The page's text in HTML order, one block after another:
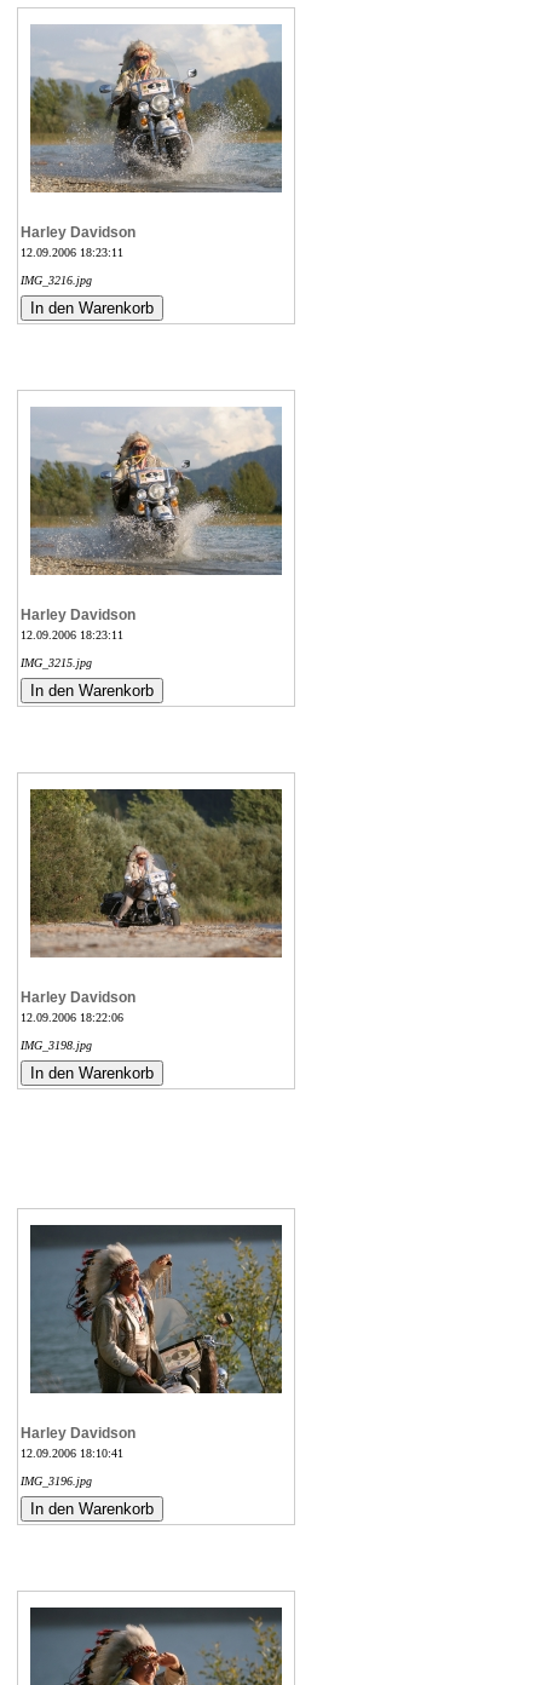
Harley Davidson
12.09.2006 18:23:11
IMG_3216.jpg
Harley Davidson
12.09.2006 18:23:11
IMG_3215.jpg
Harley Davidson
12.09.2006 18:22:06
IMG_3198.jpg
Harley Davidson
12.09.2006 18:10:41
IMG_3196.jpg